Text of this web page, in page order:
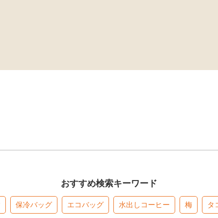
おすすめ検索キーワード
保冷バッグ エコバッグ 水出しコーヒー 梅 タ